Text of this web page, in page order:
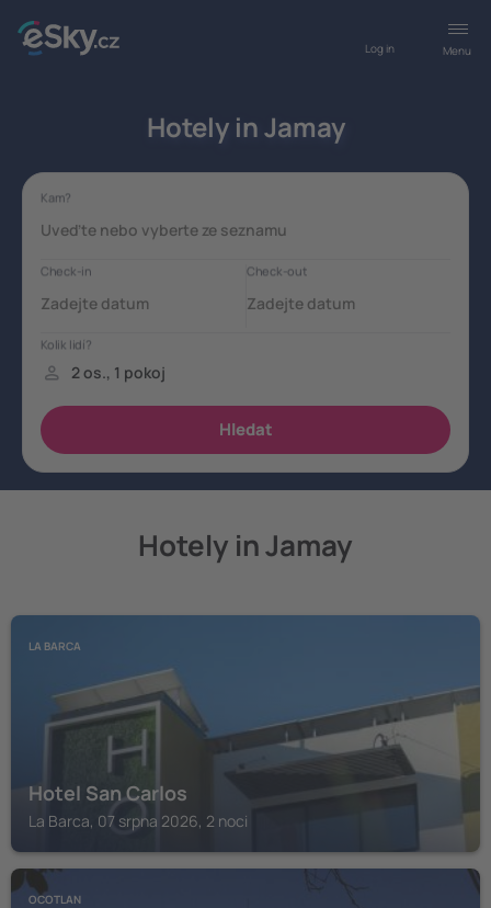
Menu
Log in
Hotely in Jamay
Hotely in Jamay
LA BARCA
Hotel San Carlos
La Barca, 07 srpna 2026, 2 noci
OCOTLAN